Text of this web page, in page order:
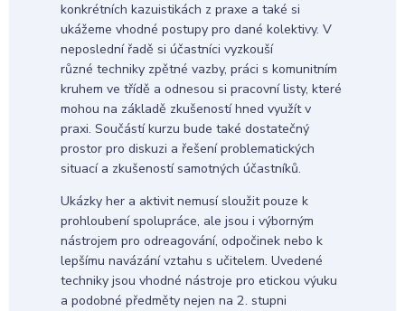
konkrétních kazuistikách z praxe a také si
ukážeme vhodné postupy pro dané kolektivy. V
neposlední řadě si účastníci vyzkouší
různé techniky zpětné vazby, práci s komunitním
kruhem ve třídě a odnesou si pracovní listy, které
mohou na základě zkušeností hned využít v
praxi. Součástí kurzu bude také dostatečný
prostor pro diskuzi a řešení problematických
situací a zkušeností samotných účastníků.
Ukázky her a aktivit nemusí sloužit pouze k
prohloubení spolupráce, ale jsou i výborným
nástrojem pro odreagování, odpočinek nebo k
lepšímu navázání vztahu s učitelem. Uvedené
techniky jsou vhodné nástroje pro etickou výuku
a podobné předměty nejen na 2. stupni